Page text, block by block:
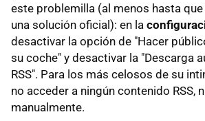
este problemilla (al menos hasta
una solución oficial): en la
desactivar la opción de "Hacer
su coche" y desactivar la "Descarga
RSS". Para los más celosos de su
no acceder a ningún contenido RSS,
manualmente.